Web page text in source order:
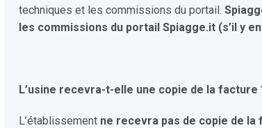
techniques et les commissions du portail.
les commissions du portail Spiagge.it (s’il y
L’usine recevra-t-elle une copie de la facture
L’établissement ne recevra pas de copie de